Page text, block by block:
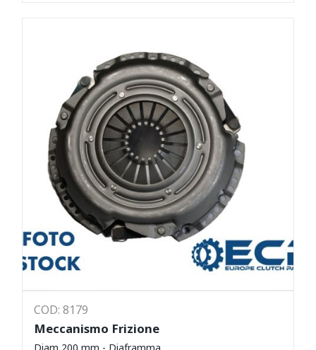
COD: 8179
Meccanismo Frizione
Diam 200 mm - Diaframma